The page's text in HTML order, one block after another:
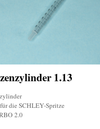
1.13
die SCHLEY-Spritze
2.0